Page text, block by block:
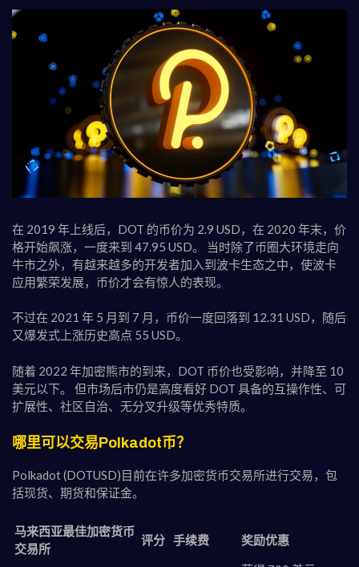
在 2019 年上线后，DOT 的币价为 2.9 USD，在 2020 年末，价
格开始飙涨，一度来到 47.95 USD。 当时除了币圈大环境走向
牛市之外，有越来越多的开发者加入到波卡生态之中，使波卡
应用繁荣发展，币价才会有惊人的表现。
不过在 2021 年 5 月到 7 月，币价一度回落到 12.31 USD，随后
又爆发式上涨历史高点 55 USD。
随着 2022 年加密熊市的到来，DOT 币价也受影响，并降至 10
美元以下。 但市场后市仍是高度看好 DOT 具备的互操作性、可
扩展性、社区自治、无分叉升级等优秀特质。
哪里可以交易Polkadot币？
Polkadot (DOTUSD)目前在许多加密货币交易所进行交易，包
括现货、期货和保证金。
马来西亚最佳加密货币
交易所
评分 手续费 奖励优惠